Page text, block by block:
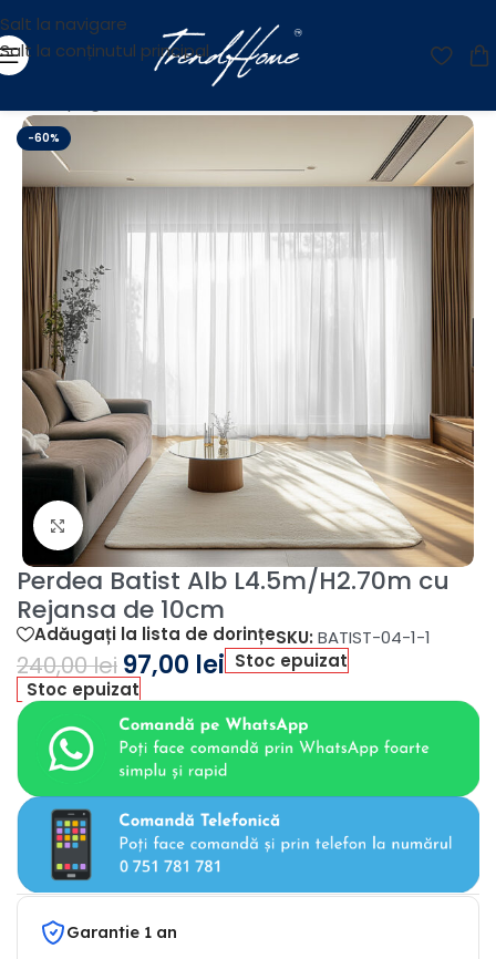
Salt la navigare
Salt la conținutul principal
-60%
Fă clic pentru a mări
Perdea Batist Alb L4.5m/H2.70m cu
Rejansa de 10cm
Adăugați la lista de dorințeSKU: BATIST-04-1-1
240,00lei 97,00 lei Stoc epuizat
Stoc epuizat
Garantie 1 an